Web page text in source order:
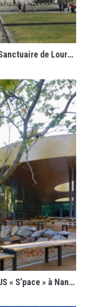
Requalification du Domaine du Sanctuaire de Lourdes
Tiers lieu universitaire du CROUS « S’pace » à Nantes